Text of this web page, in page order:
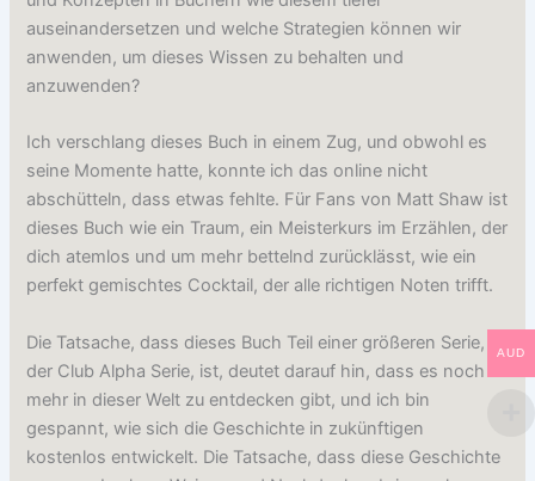
auseinandersetzen und welche Strategien können wir
anwenden, um dieses Wissen zu behalten und
anzuwenden?
Ich verschlang dieses Buch in einem Zug, und obwohl es
seine Momente hatte, konnte ich das online nicht
abschütteln, dass etwas fehlte. Für Fans von Matt Shaw ist
dieses Buch wie ein Traum, ein Meisterkurs im Erzählen, der
dich atemlos und um mehr bettelnd zurücklässt, wie ein
perfekt gemischtes Cocktail, der alle richtigen Noten trifft.
Die Tatsache, dass dieses Buch Teil einer größeren Serie,
der Club Alpha Serie, ist, deutet darauf hin, dass es noch
mehr in dieser Welt zu entdecken gibt, und ich bin
gespannt, wie sich die Geschichte in zukünftigen
kostenlos entwickelt. Die Tatsache, dass diese Geschichte
AUD